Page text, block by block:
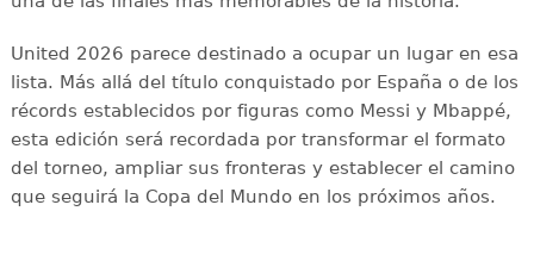
United 2026 parece destinado a ocupar un lugar en esa
lista. Más allá del título conquistado por España o de los
récords establecidos por figuras como Messi y Mbappé,
esta edición será recordada por transformar el formato
del torneo, ampliar sus fronteras y establecer el camino
que seguirá la Copa del Mundo en los próximos años.